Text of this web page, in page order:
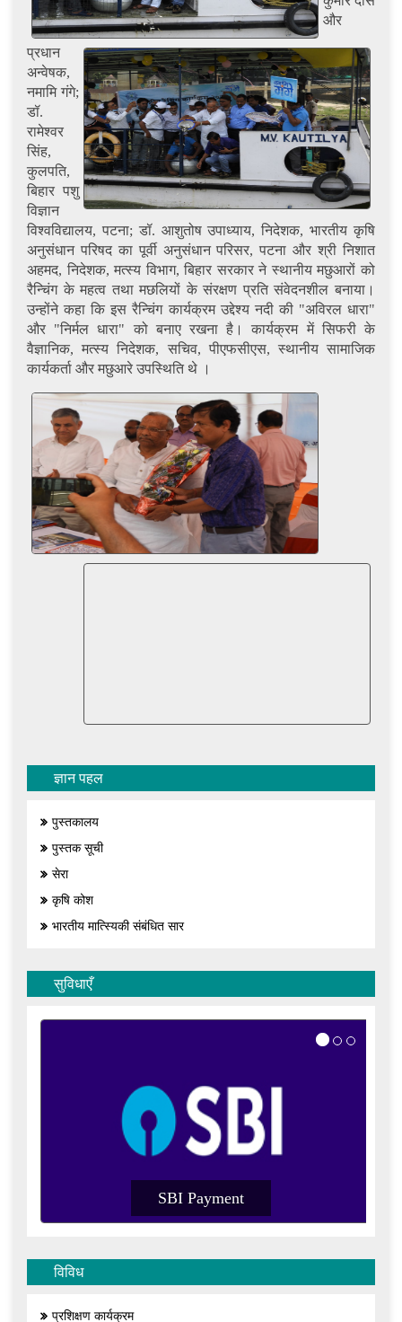
और
प्रधान
अन्वेषक,
नमामि गंगे;
डॉ.
रामेश्वर
सिंह,
कुलपति,
बिहार पशु
विज्ञान
विश्वविद्यालय, पटना; डॉ. आशुतोष उपाध्याय, निदेशक, भारतीय कृषि
अनुसंधान परिषद का पूर्वी अनुसंधान परिसर, पटना और श्री निशात
अहमद, निदेशक, मत्स्य विभाग, बिहार सरकार ने स्थानीय मछुआरों को
रैन्चिंग के महत्व तथा मछलियों के संरक्षण प्रति संवेदनशील बनाया।
उन्होंने कहा कि इस रैन्चिंग कार्यक्रम उद्देश्य नदी की "अविरल धारा"
और "निर्मल धारा" को बनाए रखना है। कार्यक्रम में सिफरी के
वैज्ञानिक, मत्स्य निदेशक, सचिव, पीएफसीएस, स्थानीय सामाजिक
कार्यकर्ता और मछुआरे उपस्थिति थे ।
ज्ञान पहल
पुस्तकालय
पुस्तक सूची
सेरा
कृषि कोश
भारतीय मात्स्यिकी संबंधित सार
सुविधाएँ
विविध
प्रशिक्षण कार्यक्रम